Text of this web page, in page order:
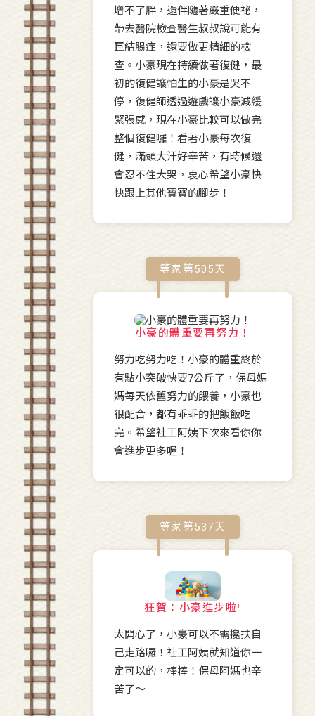
增不了胖，還伴隨著嚴重便祕，
帶去醫院檢查醫生叔叔說可能有
巨結腸症，還要做更精細的檢
查。小豪現在持續做著復健，最
初的復健讓怕生的小豪是哭不
停，復健師透過遊戲讓小豪減緩
緊張感，現在小豪比較可以做完
整個復健囉！看著小豪每次復
健，滿頭大汗好辛苦，有時候還
會忍不住大哭，衷心希望小豪快
快跟上其他寶寶的腳步！
等家第505天
小豪的體重要再努力！
努力吃努力吃！小豪的體重終於
有點小突破快要7公斤了，保母媽
媽每天依舊努力的餵養，小豪也
很配合，都有乖乖的把飯飯吃
完。希望社工阿姨下次來看你你
會進步更多喔！
等家第537天
狂賀：小豪進步啦!
太開心了，小豪可以不需攙扶自
己走路囉！社工阿姨就知道你一
定可以的，棒棒！保母阿媽也辛
苦了～